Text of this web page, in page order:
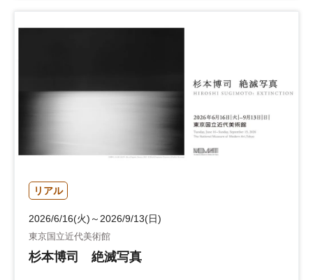
リアル
2026/6/16(火)～2026/9/13(日)
東京国立近代美術館
杉本博司 絶滅写真